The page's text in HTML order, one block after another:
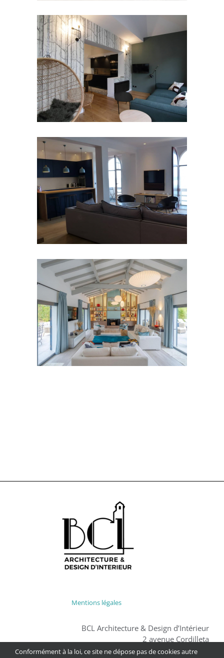
Rénovation d’un appartement à
Bordeaux
Réhabilitation d’une maison de ville
divisée en 5 appartements à SJDL
Rénovation totale d’un appartement a
Guetary
Mentions légales
BCL Architecture & Design d’Intérieur
2 avenue Cordilleta
64500 Ciboure
Conformément à la loi, ce site ne dépose pas de cookies autre